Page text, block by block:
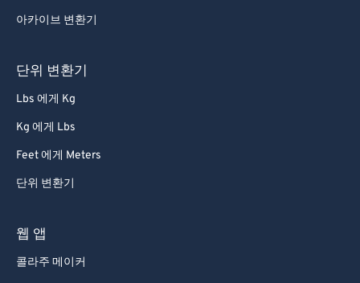
아카이브 변환기
단위 변환기
Lbs 에게 Kg
Kg 에게 Lbs
Feet 에게 Meters
단위 변환기
웹 앱
콜라주 메이커